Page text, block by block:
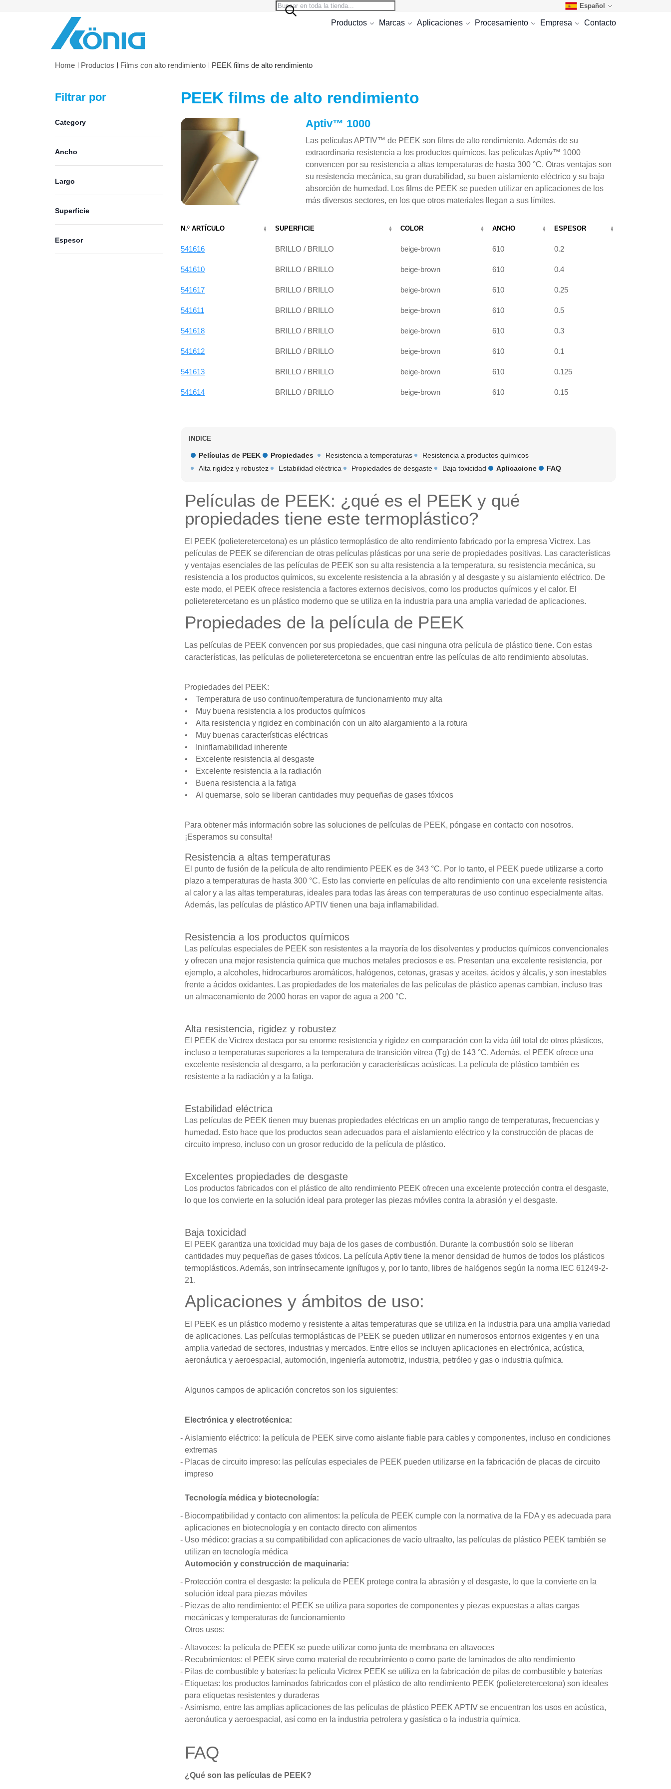
Search
Search
Español
Productos Marcas Aplicaciones Procesamiento Empresa Contacto
Home Productos Films con alto rendimiento PEEK films de alto rendimiento
Filtrar por
Category
Ancho
Largo
Superficie
Espesor
PEEK films de alto rendimiento
Aptiv™ 1000
Las películas APTIV™ de PEEK son films de alto rendimiento. Además de su
extraordinaria resistencia a los productos químicos, las películas Aptiv™ 1000
convencen por su resistencia a altas temperaturas de hasta 300 °C. Otras ventajas son
su resistencia mecánica, su gran durabilidad, su buen aislamiento eléctrico y su baja
absorción de humedad. Los films de PEEK se pueden utilizar en aplicaciones de los
más diversos sectores, en los que otros materiales llegan a sus límites.
N.º ARTÍCULO SUPERFICIE COLOR ANCHO ESPESOR
541616 BRILLO / BRILLO beige-brown 610 0.2
541610 BRILLO / BRILLO beige-brown 610 0.4
541617 BRILLO / BRILLO beige-brown 610 0.25
541611 BRILLO / BRILLO beige-brown 610 0.5
541618 BRILLO / BRILLO beige-brown 610 0.3
541612 BRILLO / BRILLO beige-brown 610 0.1
541613 BRILLO / BRILLO beige-brown 610 0.125
541614 BRILLO / BRILLO beige-brown 610 0.15
INDICE
Películas de PEEK Propiedades Resistencia a temperaturas
Resistencia a productos químicos
Alta rigidez y robustez
Estabilidad eléctrica Propiedades de desgaste Baja toxicidad Aplicacione FAQ
Películas de PEEK: ¿qué es el PEEK y qué
propiedades tiene este termoplástico?
El PEEK (polieteretercetona) es un plástico termoplástico de alto rendimiento fabricado por la empresa Victrex. Las
películas de PEEK se diferencian de otras películas plásticas por una serie de propiedades positivas. Las características
y ventajas esenciales de las películas de PEEK son su alta resistencia a la temperatura, su resistencia mecánica, su
resistencia a los productos químicos, su excelente resistencia a la abrasión y al desgaste y su aislamiento eléctrico. De
este modo, el PEEK ofrece resistencia a factores externos decisivos, como los productos químicos y el calor. El
polieteretercetano es un plástico moderno que se utiliza en la industria para una amplia variedad de aplicaciones.
Propiedades de la película de PEEK
Las películas de PEEK convencen por sus propiedades, que casi ninguna otra película de plástico tiene. Con estas
características, las películas de polieteretercetona se encuentran entre las películas de alto rendimiento absolutas.
Propiedades del PEEK:
• Temperatura de uso continuo/temperatura de funcionamiento muy alta
• Muy buena resistencia a los productos químicos
• Alta resistencia y rigidez en combinación con un alto alargamiento a la rotura
• Muy buenas características eléctricas
• Ininflamabilidad inherente
• Excelente resistencia al desgaste
• Excelente resistencia a la radiación
• Buena resistencia a la fatiga
• Al quemarse, solo se liberan cantidades muy pequeñas de gases tóxicos
Para obtener más información sobre las soluciones de películas de PEEK, póngase en contacto con nosotros.
¡Esperamos su consulta!
Resistencia a altas temperaturas
El punto de fusión de la película de alto rendimiento PEEK es de 343 °C. Por lo tanto, el PEEK puede utilizarse a corto
plazo a temperaturas de hasta 300 °C. Esto las convierte en películas de alto rendimiento con una excelente resistencia
al calor y a las altas temperaturas, ideales para todas las áreas con temperaturas de uso continuo especialmente altas.
Además, las películas de plástico APTIV tienen una baja inflamabilidad.
Resistencia a los productos químicos
Las películas especiales de PEEK son resistentes a la mayoría de los disolventes y productos químicos convencionales
y ofrecen una mejor resistencia química que muchos metales preciosos e es. Presentan una excelente resistencia, por
ejemplo, a alcoholes, hidrocarburos aromáticos, halógenos, cetonas, grasas y aceites, ácidos y álcalis, y son inestables
frente a ácidos oxidantes. Las propiedades de los materiales de las películas de plástico apenas cambian, incluso tras
un almacenamiento de 2000 horas en vapor de agua a 200 °C.
Alta resistencia, rigidez y robustez
El PEEK de Victrex destaca por su enorme resistencia y rigidez en comparación con la vida útil total de otros plásticos,
incluso a temperaturas superiores a la temperatura de transición vítrea (Tg) de 143 °C. Además, el PEEK ofrece una
excelente resistencia al desgarro, a la perforación y características acústicas. La película de plástico también es
resistente a la radiación y a la fatiga.
Estabilidad eléctrica
Las películas de PEEK tienen muy buenas propiedades eléctricas en un amplio rango de temperaturas, frecuencias y
humedad. Esto hace que los productos sean adecuados para el aislamiento eléctrico y la construcción de placas de
circuito impreso, incluso con un grosor reducido de la película de plástico.
Excelentes propiedades de desgaste
Los productos fabricados con el plástico de alto rendimiento PEEK ofrecen una excelente protección contra el desgaste,
lo que los convierte en la solución ideal para proteger las piezas móviles contra la abrasión y el desgaste.
Baja toxicidad
El PEEK garantiza una toxicidad muy baja de los gases de combustión. Durante la combustión solo se liberan
cantidades muy pequeñas de gases tóxicos. La película Aptiv tiene la menor densidad de humos de todos los plásticos
termoplásticos. Además, son intrínsecamente ignífugos y, por lo tanto, libres de halógenos según la norma IEC 61249-2-
21.
Aplicaciones y ámbitos de uso:
El PEEK es un plástico moderno y resistente a altas temperaturas que se utiliza en la industria para una amplia variedad
de aplicaciones. Las películas termoplásticas de PEEK se pueden utilizar en numerosos entornos exigentes y en una
amplia variedad de sectores, industrias y mercados. Entre ellos se incluyen aplicaciones en electrónica, acústica,
aeronáutica y aeroespacial, automoción, ingeniería automotriz, industria, petróleo y gas o industria química.
Algunos campos de aplicación concretos son los siguientes:
Electrónica y electrotécnica:
Aislamiento eléctrico: la película de PEEK sirve como aislante fiable para cables y componentes, incluso en condiciones
extremas
Placas de circuito impreso: las películas especiales de PEEK pueden utilizarse en la fabricación de placas de circuito
impreso
Tecnología médica y biotecnología:
Biocompatibilidad y contacto con alimentos: la película de PEEK cumple con la normativa de la FDA y es adecuada para
aplicaciones en biotecnología y en contacto directo con alimentos
Uso médico: gracias a su compatibilidad con aplicaciones de vacío ultraalto, las películas de plástico PEEK también se
utilizan en tecnología médica
Automoción y construcción de maquinaria:
Protección contra el desgaste: la película de PEEK protege contra la abrasión y el desgaste, lo que la convierte en la
solución ideal para piezas móviles
Piezas de alto rendimiento: el PEEK se utiliza para soportes de componentes y piezas expuestas a altas cargas
mecánicas y temperaturas de funcionamiento
Otros usos:
Altavoces: la película de PEEK se puede utilizar como junta de membrana en altavoces
Recubrimientos: el PEEK sirve como material de recubrimiento o como parte de laminados de alto rendimiento
Pilas de combustible y baterías: la película Victrex PEEK se utiliza en la fabricación de pilas de combustible y baterías
Etiquetas: los productos laminados fabricados con el plástico de alto rendimiento PEEK (polieteretercetona) son ideales
para etiquetas resistentes y duraderas
Asimismo, entre las amplias aplicaciones de las películas de plástico PEEK APTIV se encuentran los usos en acústica,
aeronáutica y aeroespacial, así como en la industria petrolera y gasística o la industria química.
FAQ
¿Qué son las películas de PEEK?